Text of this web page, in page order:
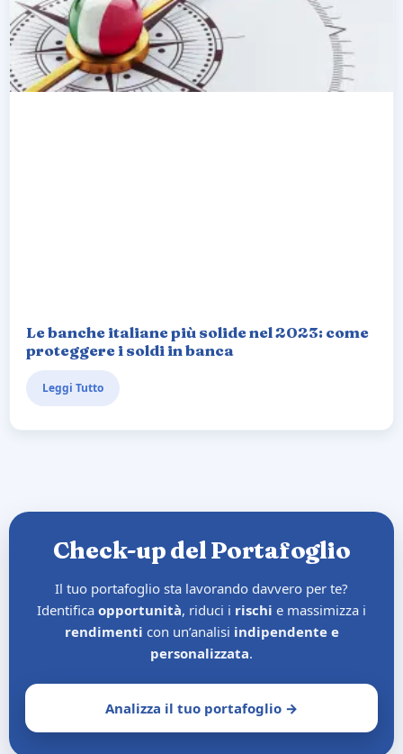
Le banche italiane più solide nel 2023: come
proteggere i soldi in banca
Leggi Tutto
Check-up del Portafoglio
Il tuo portafoglio sta lavorando davvero per te?
Identifica opportunità, riduci i rischi e massimizza i
rendimenti con un’analisi indipendente e
personalizzata.
Analizza il tuo portafoglio →